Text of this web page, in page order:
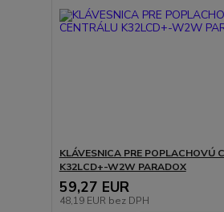
KLÁVESNICA PRE POPLACHOVÚ
K32LCD+-W2W PARADOX
59,27 EUR
48,19 EUR bez DPH